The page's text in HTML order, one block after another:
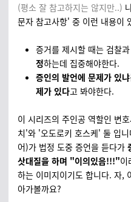
(평소 잘 참고하지는 않지만..)
문자 참고사항' 중 이런 내용이
증거를 제시할 때는 검찰
정하는데 집중해야한다.
증인의 발언에 문제가 있냐
제가 있다고 봐야한다.
이 시리즈의 주인공 역할인 변
치'와 '오도로키 호스케' 둘 입
어)가 법정 도중 증언을 듣다가
삿대질을 하며 "이의있음!!!"이
하는 이미지이기도 합니다. 자,
아가볼까요?